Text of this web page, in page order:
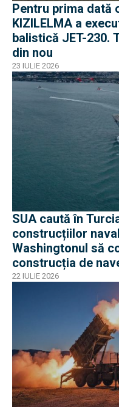
Pentru prima dată
KIZILELMA a
balistică JET-230.
din nou
23 IULIE 2026
SUA caută în
construcțiilor
Washingtonul să
construcția de
22 IULIE 2026